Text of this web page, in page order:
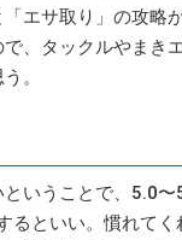
エサ取り」の攻略
、タックルやまき
。
いうことで、5.0〜
るといい。慣れて